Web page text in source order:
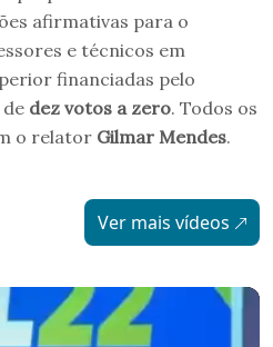
afirmativas para o
e técnicos em
financiadas pelo
dez votos a zero. Todos os
o relator Gilmar Mendes.
Ver mais vídeos